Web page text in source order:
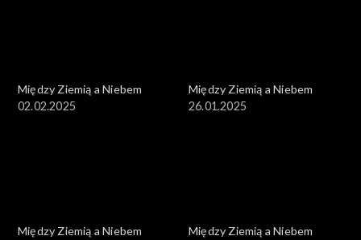
Między Ziemią a Niebem
02.02.2025
Między Ziemią a Niebem
26.01.2025
Między Ziemią a Niebem
Między Ziemią a Niebem